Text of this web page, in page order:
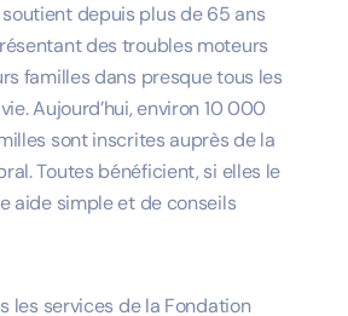
depuis plus de 65 ans
des troubles moteurs
familles dans presque tous les
Aujourd’hui, environ 10 000
sont inscrites auprès de la
. Toutes bénéficient, si elles le
aide simple et de conseils
les services de la Fondation